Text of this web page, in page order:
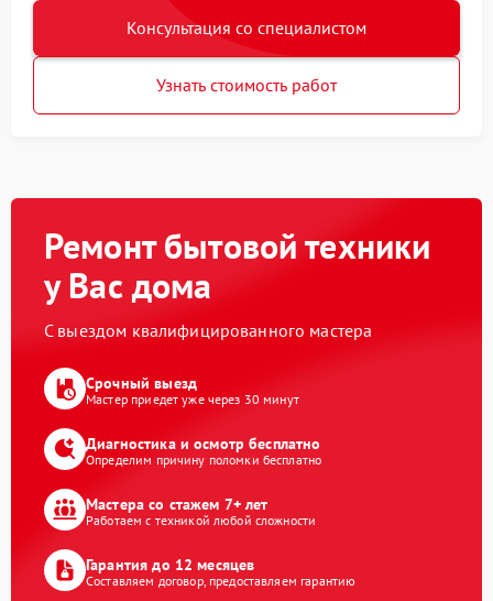
Консультация со специалистом
Узнать стоимость работ
Ремонт бытовой техники
у Вас дома
С выездом квалифицированного мастера
Срочный выезд
Мастер приедет уже через 30 минут
Диагностика и осмотр бесплатно
Определим причину поломки бесплатно
Мастера со стажем 7+ лет
Работаем с техникой любой сложности
Гарантия до 12 месяцев
Составляем договор, предоставляем гарантию